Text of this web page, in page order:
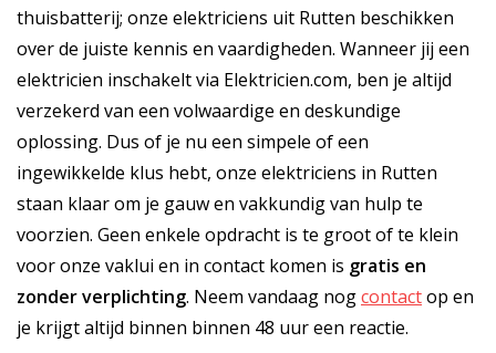
thuisbatterij; onze elektriciens uit Rutten beschikken
over de juiste kennis en vaardigheden. Wanneer jij een
elektricien inschakelt via Elektricien.com, ben je altijd
verzekerd van een volwaardige en deskundige
oplossing. Dus of je nu een simpele of een
ingewikkelde klus hebt, onze elektriciens in Rutten
staan klaar om je gauw en vakkundig van hulp te
voorzien. Geen enkele opdracht is te groot of te klein
voor onze vaklui en in contact komen is gratis en
zonder verplichting. Neem vandaag nogcontactop en
je krijgt altijd binnen binnen 48 uur een reactie.